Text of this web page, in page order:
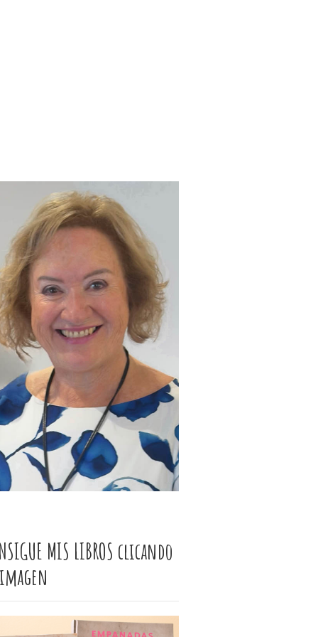
MIS LIBROS clicando